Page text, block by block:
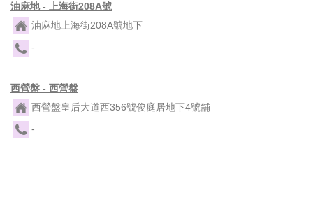
油麻地 - 上海街208A號
油麻地上海街208A號地下
-
西營盤 - 西營盤
西營盤皇后大道西356號俊庭居地下4號舖
-